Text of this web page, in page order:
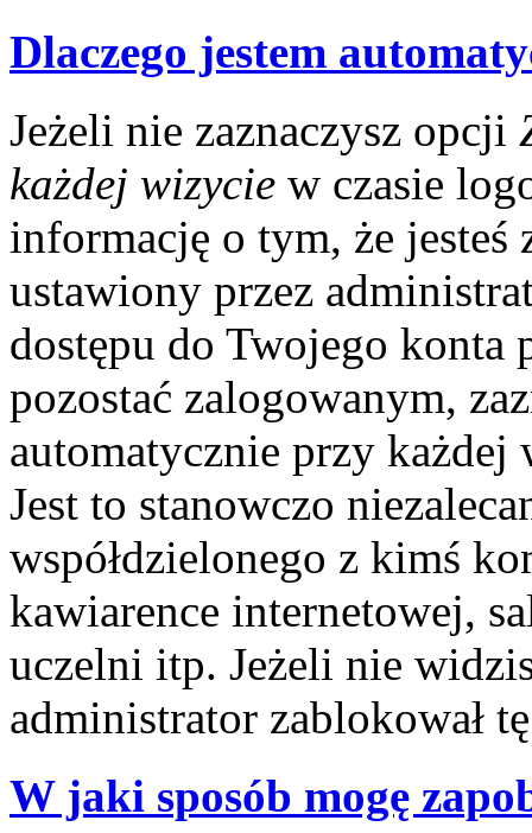
Dlaczego jestem
Jeżeli nie zaznaczysz opcji
każdej wizycie w czasie
informację o tym, że
ustawiony przez
dostępu do Twojego konta
pozostać zalogowanym,
automatycznie przy każdej
Jest to stanowczo
współdzielonego z kimś
kawiarence internetowej,
uczelni itp. Jeżeli nie
administrator zablokował
W jaki sposób mogę